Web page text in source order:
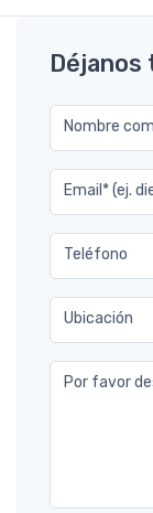
Déjanos
Nombre
Email* (ej.
Teléfono
Ubicación
Por favor